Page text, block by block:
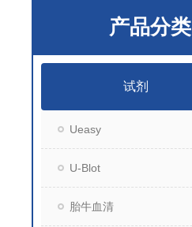
产品分类
试剂
Ueasy
U-Blot
胎牛血清